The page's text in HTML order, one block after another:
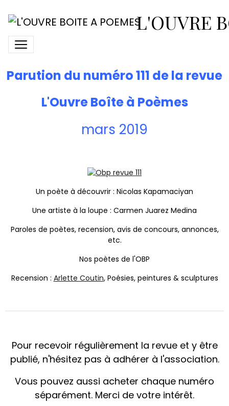
L'OUVRE
N° 111 de L'Ouvre Boîte à
Poèmes
Parution du numéro 111 de la revue
L'Ouvre Boîte à Poèmes
mars 2019
Un poète à découvrir : Nicolas Kapamaciyan
Une artiste à la loupe : Carmen Juarez Medina
Paroles de poètes, recension, avis de concours, annonces,
etc.
Nos poètes de l'OBP
Recension : Arlette Coutin, Poésies, peintures & sculptures
Pour recevoir régulièrement la revue et y être
publié, n'hésitez pas à adhérer à l'association.
Vous pouvez aussi acheter chaque numéro
séparément. Merci de votre intérêt.